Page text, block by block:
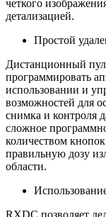
четкого
детализацией.
Простой
Дистанционный
программировать
использовании и
возможностей для
снимка и контроля
сложное
количеством
правильную дозу
области.
RXDC позволяет